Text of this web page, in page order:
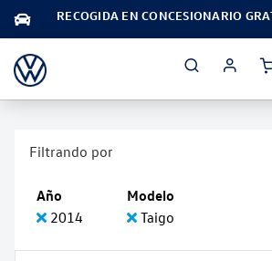
RECOGIDA EN CONCESIONARIO
Filtrando por
Año
2014
Modelo
Taigo